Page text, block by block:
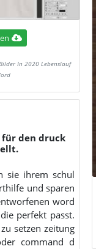
In 2020 Lebenslauf
für den druck
und sparen
word
perfekt passt.
setzen zeitung
command d